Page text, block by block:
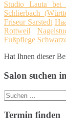
Studio Lauta bei
Schlierbach
Friseur Sarstedt
Rottweil
Fußpflege
Hat Ihnen dieser
Salon suchen
Suche
nach:
Termin finden